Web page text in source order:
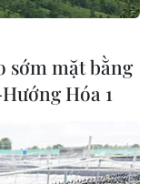
sớm mặt bằng
Hóa 1